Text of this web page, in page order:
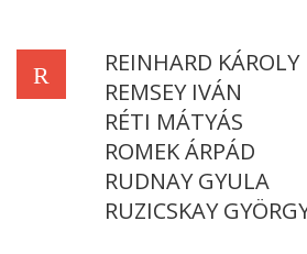
R
REINHARD KÁROLY
REMSEY IVÁN
RÉTI MÁTYÁS
ROMEK ÁRPÁD
RUDNAY GYULA
RUZICSKAY